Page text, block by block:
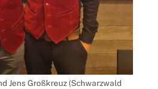
Jens Großkreuz (Schwarzwald